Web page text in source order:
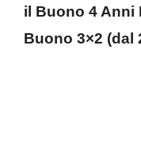
il Buono 4 Anni
Buono 3×2 (dal